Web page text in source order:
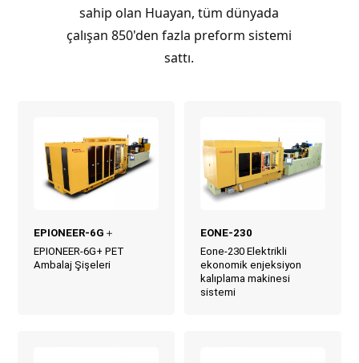
sahip olan Huayan, tüm dünyada
çalışan 850'den fazla preform sistemi
sattı.
EPIONEER-6G＋
EPIONEER-6G+ PET
Ambalaj Şişeleri
EONE-230
Eone-230 Elektrikli
ekonomik enjeksiyon
kalıplama makinesi
sistemi